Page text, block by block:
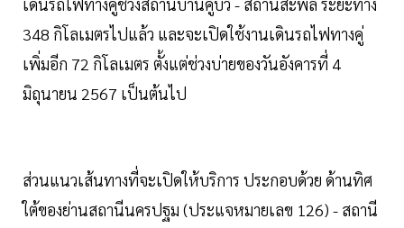
348 กิโลเมตรไปแล้ว และจะเปิดใช้งานเดินรถไฟทางคู่
เพิ่มอีก 72 กิโลเมตร ตั้งแต่ช่วงบ่ายของวันอังคารที่ 4
มิถุนายน 2567 เป็นต้นไป
ส่วนแนวเส้นทางที่จะเปิดให้บริการ ประกอบด้วย ด้านทิศ
ใต้ของย่านสถานีนครปฐม (ประแจหมายเลข 126) - สถานี